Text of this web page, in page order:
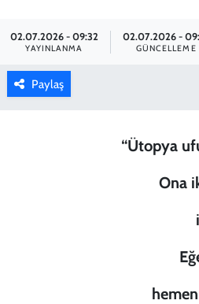
02.07.2026 - 09:32
YAYINLANMA
02.07.2026 -
GÜNCELLEME
Paylaş
“Ütopya
Ona
KÜLTÜR
SPOR
Son Dakika Haberleri
Haber Arşivi